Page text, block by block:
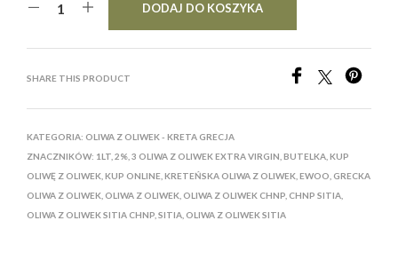
DODAJ DO KOSZYKA
SHARE THIS PRODUCT
KATEGORIA: OLIWA Z OLIWEK - KRETA GRECJA
ZNACZNIKÓW: 1LT 2% 3 OLIWA Z OLIWEK EXTRA VIRGIN BUTELKA KUP
OLIWĘ Z OLIWEK KUP ONLINE KRETEŃSKA OLIWA Z OLIWEK EWOO GRECKA
OLIWA Z OLIWEK OLIWA Z OLIWEK OLIWA Z OLIWEK CHNP CHNP SITIA
OLIWA Z OLIWEK SITIA CHNP SITIA OLIWA Z OLIWEK SITIA